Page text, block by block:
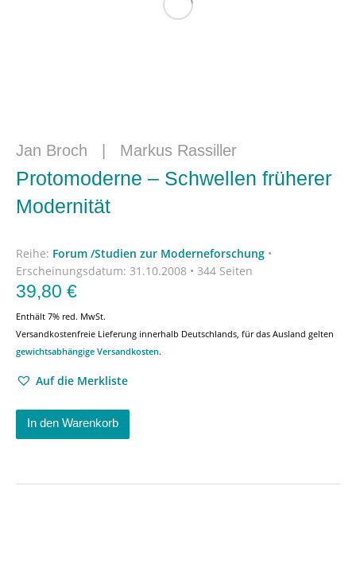
Jan Broch Markus Rassiller
Protomoderne – Schwellen früherer
Modernität
Reihe: Forum /Studien zur Moderneforschung •
Erscheinungsdatum: 31.10.2008 • 344 Seiten
39,80 €
Enthält 7% red. MwSt.
Versandkostenfreie Lieferung innerhalb Deutschlands, für das Ausland gelten
gewichtsabhängige Versandkosten.
Auf die Merkliste
In den Warenkorb